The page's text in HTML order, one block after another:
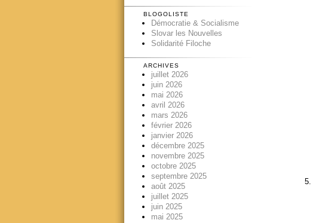
BLOGOLISTE
Démocratie & Socialisme
Slovar les Nouvelles
Solidarité Filoche
ARCHIVES
juillet 2026
juin 2026
mai 2026
avril 2026
mars 2026
février 2026
janvier 2026
décembre 2025
novembre 2025
octobre 2025
septembre 2025
août 2025
juillet 2025
juin 2025
mai 2025